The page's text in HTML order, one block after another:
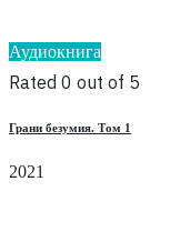
Аудиокнига
Rated 0 out of 5
Грани безумия. Том 1
2021